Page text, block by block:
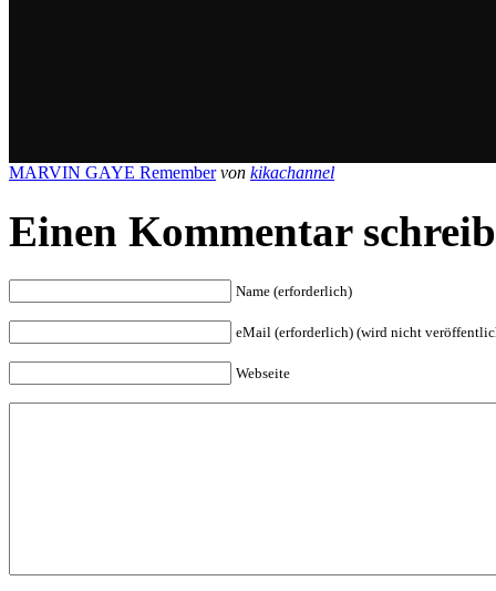
MARVIN GAYE Remember von kikachannel
Einen Kommentar
Name (erforderlich)
eMail (erforderlich) (wird nicht
Webseite